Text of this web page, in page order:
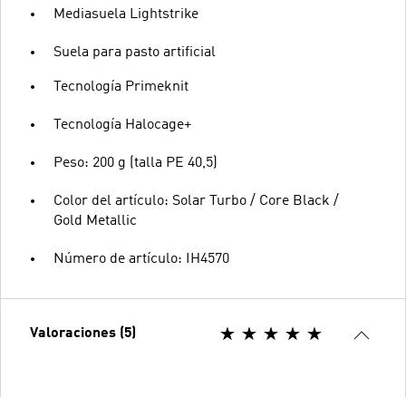
Mediasuela Lightstrike
Suela para pasto artificial
Tecnología Primeknit
Tecnología Halocage+
Peso: 200 g (talla PE 40,5)
Color del artículo: Solar Turbo / Core Black /
Gold Metallic
Número de artículo: IH4570
Valoraciones (5)